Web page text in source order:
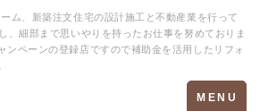
ム、新築注文住宅の設計施工と不動産業を行って
、細部まで思いやりを持ったお仕事を努めておりま
ンペーンの登録店ですので補助金を活用したリフォ
Toggle
MENU